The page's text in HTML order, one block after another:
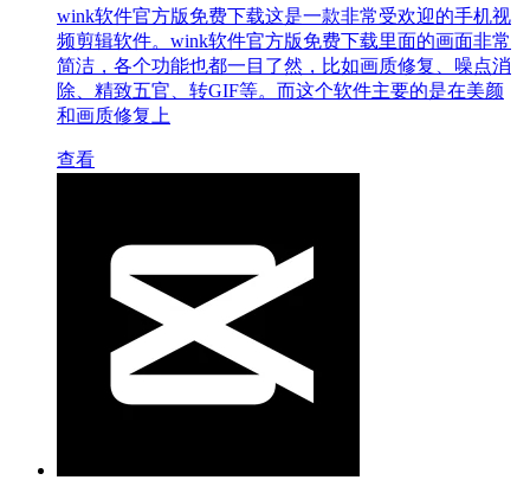
wink软件官方版免费下载这是一款非常受欢迎的手机视
频剪辑软件。wink软件官方版免费下载里面的画面非常
简洁，各个功能也都一目了然，比如画质修复、噪点消
除、精致五官、转GIF等。而这个软件主要的是在美颜
和画质修复上
查看